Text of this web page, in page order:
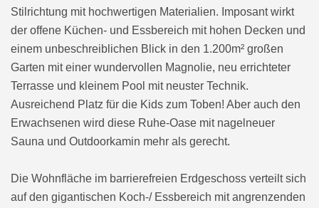
Stilrichtung mit hochwertigen Materialien. Imposant wirkt
der offene Küchen- und Essbereich mit hohen Decken und
einem unbeschreiblichen Blick in den 1.200m² großen
Garten mit einer wundervollen Magnolie, neu errichteter
Terrasse und kleinem Pool mit neuster Technik.
Ausreichend Platz für die Kids zum Toben! Aber auch den
Erwachsenen wird diese Ruhe-Oase mit nagelneuer
Sauna und Outdoorkamin mehr als gerecht.
Die Wohnfläche im barrierefreien Erdgeschoss verteilt sich
auf den gigantischen Koch-/ Essbereich mit angrenzenden